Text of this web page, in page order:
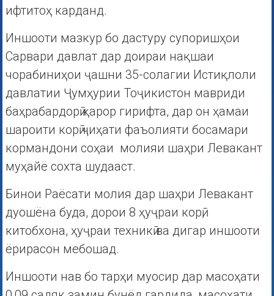
ифтитоҳ карданд.
Иншооти мазкур бо дастуру супоришҳои
Сарвари давлат дар доираи нақшаи
чорабиниҳои ҷашни 35-солагии Истиқлоли
давлатии Ҷумҳурии Тоҷикистон мавриди
баҳрабардорӣ қарор гирифта, дар он ҳамаи
шароити корӣ ҷиҳати фаъолияти босамари
кормандони соҳаи молияи шаҳри Левакант
муҳайё сохта шудааст.
Бинои Раёсати молия дар шаҳри Левакант
дуошёна буда, дорои 8 ҳуҷраи корӣ,
китобхона, ҳуҷраи техникӣ ва дигар иншооти
ёрирасон мебошад.
Иншооти нав бо тарҳи муосир дар масоҳати